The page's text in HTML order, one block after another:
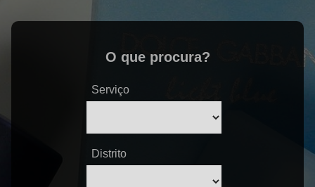
O que procura?
Serviço
Distrito